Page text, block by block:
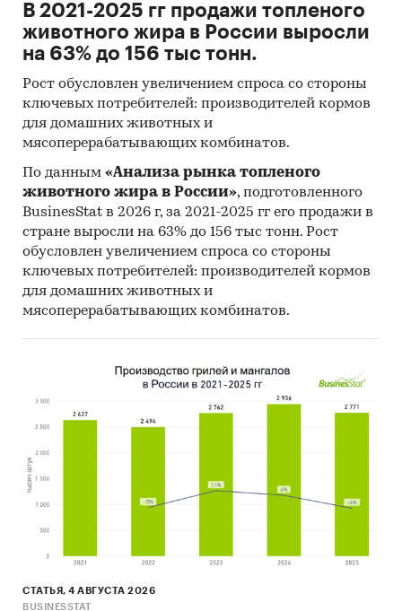
В 2021-2025 гг продажи топленого
животного жира в России выросли
на 63% до 156 тыс тонн.
Рост обусловлен увеличением спроса со стороны
ключевых потребителей: производителей кормов
для домашних животных и
мясоперерабатывающих комбинатов.
По данным «Анализа рынка топленого
животного жира в России», подготовленного
BusinesStat в 2026 г, за 2021-2025 гг его продажи в
стране выросли на 63% до 156 тыс тонн. Рост
обусловлен увеличением спроса со стороны
ключевых потребителей: производителей кормов
для домашних животных и
мясоперерабатывающих комбинатов.
СТАТЬЯ, 4 АВГУСТА 2026
BUSINESSTAT